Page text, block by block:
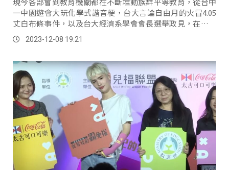
一中園遊會大玩化學式諧音梗，台大言論自由月的火冒4.05
丈白布條事件，以及台大經濟系學會會長選舉政見，在在顯
示，近年校園內的族群偏見、歧視事件層出不窮，問題究竟
出在哪？7日立法院教育文化委員會召開反霸凌、反歧視的公
2023-12-08 19:21